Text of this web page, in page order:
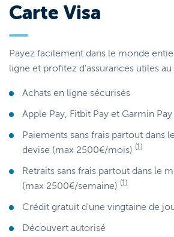
Carte Visa
Payez facilement dans le monde
ligne et profitez d'assurances utiles
Achats en ligne sécurisés
Apple Pay, Fitbit Pay et Garmin Pay
Paiements sans frais partout dans
devise (max 2500€/mois) (1)
Retraits sans frais partout dans le
(max 2500€/semaine) (1)
Crédit gratuit d'une vingtaine de
Découvert autorisé